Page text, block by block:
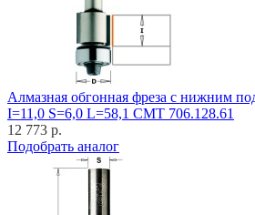
Алмазная обгонная фреза с нижним
I=11,0 S=6,0 L=58,1 CMT 706.128.61
12 773 р.
Подобрать аналог